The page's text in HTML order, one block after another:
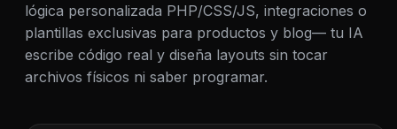
lógica personalizada PHP/CSS/JS, integraciones o
plantillas exclusivas para productos y blog— tu IA
escribe código real y diseña layouts sin tocar
archivos físicos ni saber programar.